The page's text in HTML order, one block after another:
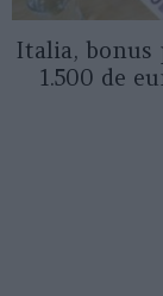
Italia, bonus
1.500 de